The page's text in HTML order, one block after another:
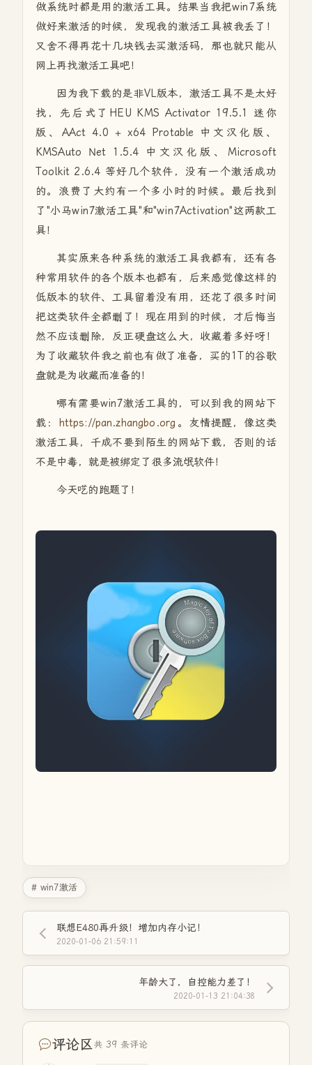
做系统时都是用的激活工具。结果当我把win7系统
做好来激活的时候，发现我的激活工具被我丢了！
又舍不得再花十几块钱去买激活码，那也就只能从
网上再找激活工具吧！
因为我下载的是非VL版本，激活工具不是太好
找，先后式了HEU KMS Activator 19.5.1 迷你
版、AAct 4.0 + x64 Protable 中文汉化版、
KMSAuto Net 1.5.4 中文汉化版、Microsoft
Toolkit 2.6.4 等好几个软件，没有一个激活成功
的。浪费了大约有一个多小时的时候。最后找到
了"小马win7激活工具"和"win7Activation"这两款工
具！
其实原来各种系统的激活工具我都有，还有各
种常用软件的各个版本也都有，后来感觉像这样的
低版本的软件、工具留着没有用，还花了很多时间
把这类软件全都删了！现在用到的时候，才后悔当
然不应该删除，反正硬盘这么大，收藏着多好呀！
为了收藏软件我之前也有做了准备，买的1T的谷歌
盘就是为收藏而准备的！
哪有需要win7激活工具的，可以到我的网站下
载：
https://pan.zhangbo.org 。友情提醒，像这类
激活工具，千成不要到陌生的网站下载，否则的话
不是中毒，就是被绑定了很多流氓软件！
今天呓的跑题了！
# win7激活
联想E480再升级！增加内存小记！
2020-01-06 21:59:11
年龄大了，自控能力差了！
2020-01-13 21:04:38
评论区共 39 条评论